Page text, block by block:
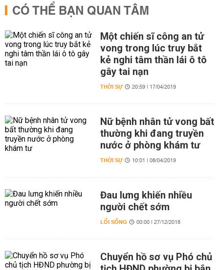
CÓ THỂ BẠN QUAN TÂM
Một chiến sĩ công an tử
vong trong lúc truy bắt
kẻ nghi tâm thần lái ô tô
gây tai nạn
THỜI SỰ 20:59 | 17/04/2019
Nữ bệnh nhân tử vong bất
thường khi đang truyền
nước ở phòng khám tư
THỜI SỰ 10:01 | 08/04/2019
Đau lưng khiến nhiều
người chết sớm
LỐI SỐNG 00:00 | 27/12/2018
Chuyển hồ sơ vụ Phó chủ